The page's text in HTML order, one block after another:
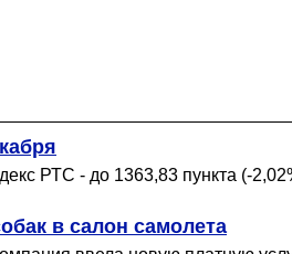
РТС - до 1363,83 пункта (-
в салон самолета